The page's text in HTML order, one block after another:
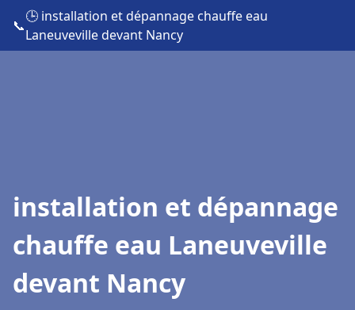
📞
🕒 installation et dépannage chauffe eau
Laneuveville devant Nancy
installation et dépannage
chauffe eau Laneuveville
devant Nancy